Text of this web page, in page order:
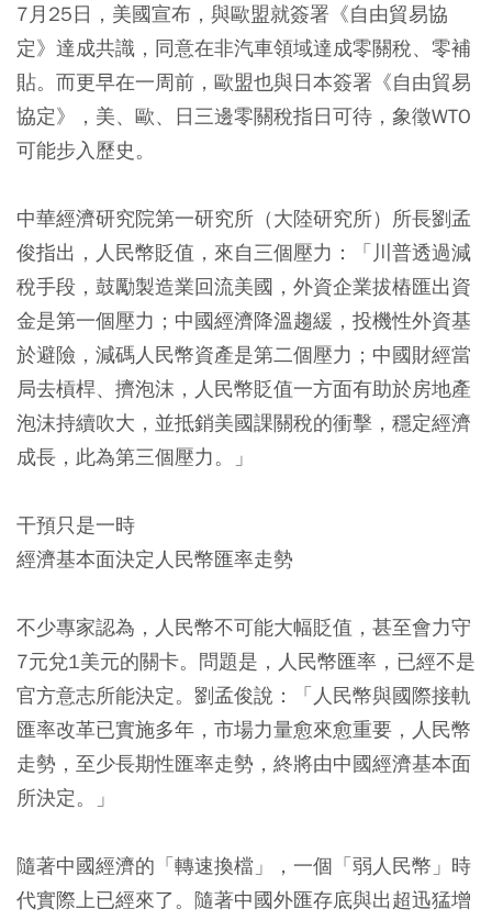
7月25日，美國宣布，與歐盟就簽署《自由貿易協
定》達成共識，同意在非汽車領域達成零關稅、零補
貼。而更早在一周前，歐盟也與日本簽署《自由貿易
協定》，美、歐、日三邊零關稅指日可待，象徵WTO
可能步入歷史。
中華經濟研究院第一研究所（大陸研究所）所長劉孟
俊指出，人民幣貶值，來自三個壓力：「川普透過減
稅手段，鼓勵製造業回流美國，外資企業拔樁匯出資
金是第一個壓力；中國經濟降溫趨緩，投機性外資基
於避險，減碼人民幣資產是第二個壓力；中國財經當
局去槓桿、擠泡沫，人民幣貶值一方面有助於房地產
泡沫持續吹大，並抵銷美國課關稅的衝擊，穩定經濟
成長，此為第三個壓力。」
干預只是一時
經濟基本面決定人民幣匯率走勢
不少專家認為，人民幣不可能大幅貶值，甚至會力守
7元兌1美元的關卡。問題是，人民幣匯率，已經不是
官方意志所能決定。劉孟俊說：「人民幣與國際接軌
匯率改革已實施多年，市場力量愈來愈重要，人民幣
走勢，至少長期性匯率走勢，終將由中國經濟基本面
所決定。」
隨著中國經濟的「轉速換檔」，一個「弱人民幣」時
代實際上已經來了。隨著中國外匯存底與出超迅猛增